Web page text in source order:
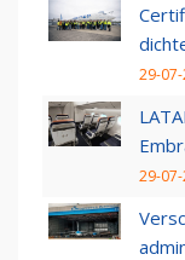
29-
29-